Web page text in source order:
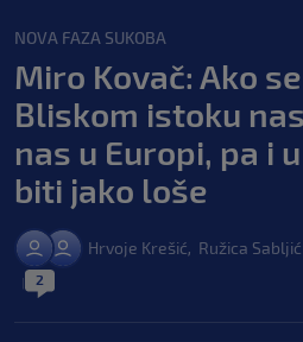
NOVA FAZA SUKOBA
Miro Kovač: Ako
Bliskom istoku
nas u Europi, pa i
biti jako loše
Hrvoje Krešić, Ružica Sabljić
2